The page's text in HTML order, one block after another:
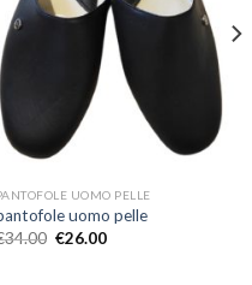
UOMO PELLE
uomo pelle
34.00 €26.00